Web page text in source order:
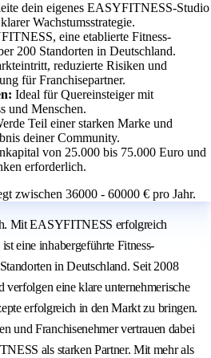
dein eigenes EASYFITNESS-Studio
Wachstumsstrategie.
eine etablierte Fitness-
200 Standorten in Deutschland.
reduzierte Risiken und
für Franchisepartner.
Ideal für Quereinsteiger mit
und Menschen.
Teil einer starken Marke und
deiner Community.
von 25.000 bis 75.000 Euro und
erforderlich.
zwischen 36000 - 60000 € pro Jahr.
Mit EASYFITNESS erfolgreich
eine inhabergeführte Fitness-
in Deutschland. Seit 2008
eine klare unternehmerische
erfolgreich in den Markt zu bringen.
und Franchisenehmer vertrauen dabei
als starken Partner. Mit mehr als